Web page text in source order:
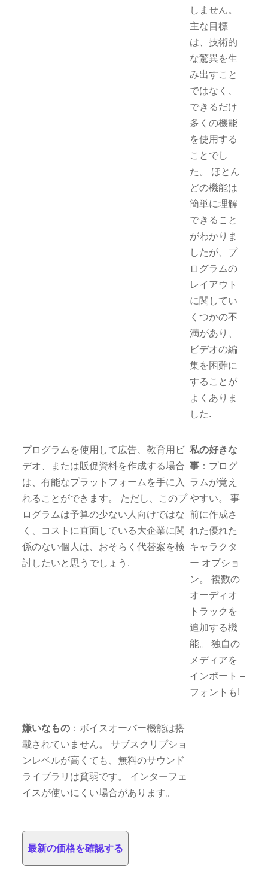
しません。
主な目標
は、技術的
な驚異を生
み出すこと
ではなく、
できるだけ
多くの機能
を使用する
ことでし
た。 ほとん
どの機能は
簡単に理解
できること
がわかりま
したが、プ
ログラムの
レイアウト
に関してい
くつかの不
満があり、
ビデオの編
集を困難に
することが
よくありま
した.
プログラムを使用して広告、教育用ビ
デオ、または販促資料を作成する場合
は、有能なプラットフォームを手に入
れることができます。 ただし、このプ
ログラムは予算の少ない人向けではな
く、コストに直面している大企業に関
係のない個人は、おそらく代替案を検
討したいと思うでしょう.
私の好きな
事 ：プログ
ラムが覚え
やすい。 事
前に作成さ
れた優れた
キャラクタ
ー オプショ
ン。 複数の
オーディオ
トラックを
追加する機
能。 独自の
メディアを
インポート –
フォントも!
嫌いなもの ：ボイスオーバー機能は搭
載されていません。 サブスクリプショ
ンレベルが高くても、無料のサウンド
ライブラリは貧弱です。 インターフェ
イスが使いにくい場合があります。
最新の価格を確認する